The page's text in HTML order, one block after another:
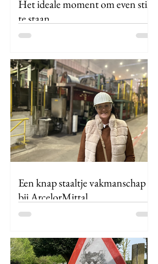
Het ideale moment om even stil
te staan
In de schaduw van kasteel de Merode
creatieve bar met een boon voor
koffie.
Een knap staaltje vakmanschap
bij ArcelorMittal
Staal is overal om ons heen. Maar hoe
mijn bezoek aan de site van
ArcelorMittal in Gent.